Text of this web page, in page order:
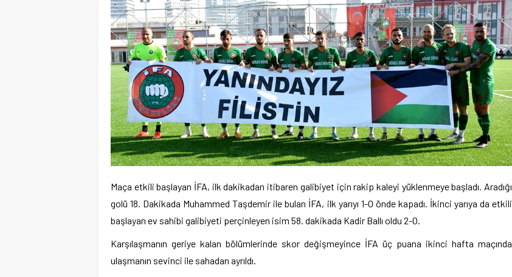
Maça etkili başlayan İFA, ilk dakikadan itibaren galibiyet için rakip kaleyi yüklenmeye başladı. Aradığı
golü 18. Dakikada Muhammed Taşdemir ile bulan İFA, ilk yarıyı 1-0 önde kapadı. İkinci yarıya da etkili
başlayan ev sahibi galibiyeti perçinleyen isim 58. dakikada Kadir Ballı oldu 2-0.
Karşılaşmanın geriye kalan bölümlerinde skor değişmeyince İFA üç puana ikinci hafta maçında
ulaşmanın sevinci ile sahadan ayrıldı.